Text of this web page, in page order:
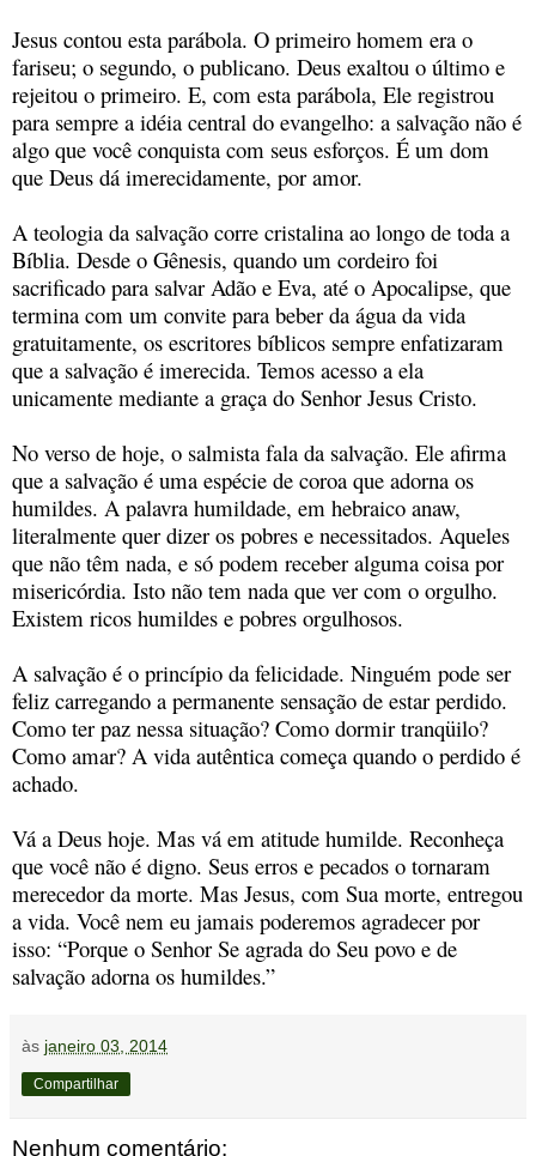
Jesus contou esta parábola. O primeiro homem era o
fariseu; o segundo, o publicano. Deus exaltou o último e
rejeitou o primeiro. E, com esta parábola, Ele registrou
para sempre a idéia central do evangelho: a salvação não é
algo que você conquista com seus esforços. É um dom
que Deus dá imerecidamente, por amor.
A teologia da salvação corre cristalina ao longo de toda a
Bíblia. Desde o Gênesis, quando um cordeiro foi
sacrificado para salvar Adão e Eva, até o Apocalipse, que
termina com um convite para beber da água da vida
gratuitamente, os escritores bíblicos sempre enfatizaram
que a salvação é imerecida. Temos acesso a ela
unicamente mediante a graça do Senhor Jesus Cristo.
No verso de hoje, o salmista fala da salvação. Ele afirma
que a salvação é uma espécie de coroa que adorna os
humildes. A palavra humildade, em hebraico anaw,
literalmente quer dizer os pobres e necessitados. Aqueles
que não têm nada, e só podem receber alguma coisa por
misericórdia. Isto não tem nada que ver com o orgulho.
Existem ricos humildes e pobres orgulhosos.
A salvação é o princípio da felicidade. Ninguém pode ser
feliz carregando a permanente sensação de estar perdido.
Como ter paz nessa situação? Como dormir tranqüilo?
Como amar? A vida autêntica começa quando o perdido é
achado.
Vá a Deus hoje. Mas vá em atitude humilde. Reconheça
que você não é digno. Seus erros e pecados o tornaram
merecedor da morte. Mas Jesus, com Sua morte, entregou
a vida. Você nem eu jamais poderemos agradecer por
isso: “Porque o Senhor Se agrada do Seu povo e de
salvação adorna os humildes.”
às janeiro 03, 2014
Compartilhar
Nenhum comentário: